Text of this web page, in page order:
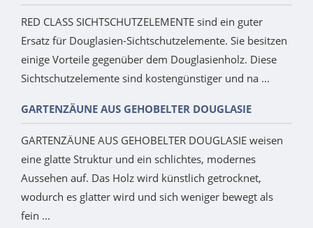
RED CLASS SICHTSCHUTZELEMENTE sind ein guter
Ersatz für Douglasien-Sichtschutzelemente. Sie besitzen
einige Vorteile gegenüber dem Douglasienholz. Diese
Sichtschutzelemente sind kostengünstiger und na ...
GARTENZÄUNE AUS GEHOBELTER DOUGLASIE
GARTENZÄUNE AUS GEHOBELTER DOUGLASIE weisen
eine glatte Struktur und ein schlichtes, modernes
Aussehen auf. Das Holz wird künstlich getrocknet,
wodurch es glatter wird und sich weniger bewegt als
fein ...